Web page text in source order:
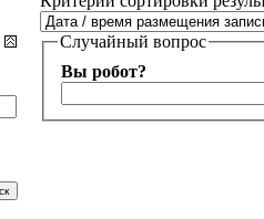
Случайный вопрос
Вы робот?